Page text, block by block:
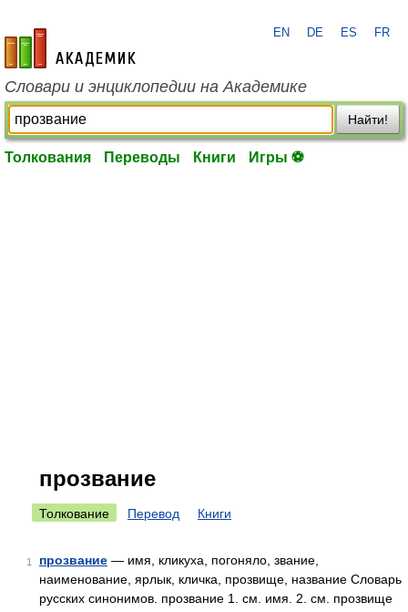
academic.ru
EN DE ES FR
Словари и энциклопедии на Академике
Найти!
Толкования Переводы Книги Игры ⚽
прозвание
Толкование Перевод Книги
1 прозвание — имя, кликуха, погоняло, звание,
наименование, ярлык, кличка, прозвище, название Словарь
русских синонимов. прозвание 1. см. имя. 2. см. прозвище